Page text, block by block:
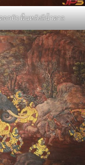
อกบัว พื้นหลังสีน้ำตาล